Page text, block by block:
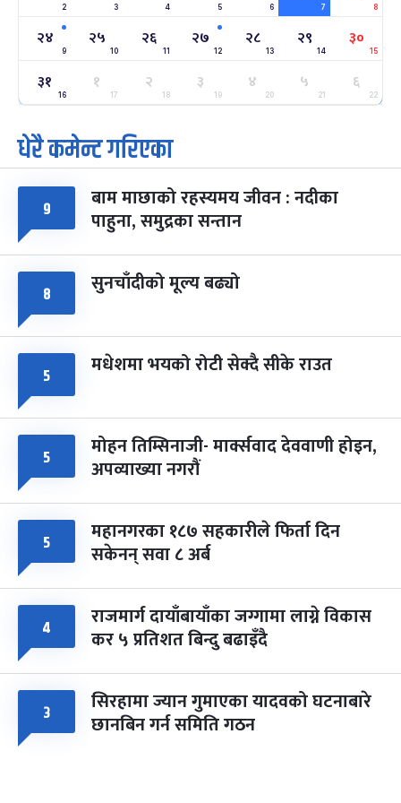
सोम फाल्गुन २४, २०८३- Mar 8, 2027
७ महिना बाँकी
२५
मंगल
ग्याल्पो ल्होसार
फाल्गुन २५, २०८३ Mar 9, 2027
७ महिना बाँकी
७
आइत
पूर्णिमा व्रत
चैत्र ७, २०८३-Mar 21, 2027
८ फागुपूर्णिमा
चैत्र ८, २०८३-Mar 22, 2027
७ महिना बाँकी
2 3 4 5 6 7 8
२४
9
२५
10
२६
11
२७
12
२८
13
२९
14
३०
15
३१
16
१
17
२
18
३
19
४
20
५
21
६
22
धेरै कमेन्ट गरिएका
९ बाम माछाको रहस्यमय जीवन : नदीका
पाहुना, समुद्रका सन्तान
८ सुनचाँदीको मूल्य बढ्यो
५ मधेशमा भयको रोटी सेक्दै सीके राउत
५ मोहन तिम्सिनाजी- मार्क्सवाद देववाणी होइन,
अपव्याख्या नगरौं
५ महानगरका १८७ सहकारीले फिर्ता दिन
सकेनन् सवा ८ अर्ब
४ राजमार्ग दायाँबायाँका जग्गामा लाग्ने विकास
कर ५ प्रतिशत बिन्दु बढाइँदै
३ सिरहामा ज्यान गुमाएका यादवको घटनाबारे
छानबिन गर्न समिति गठन